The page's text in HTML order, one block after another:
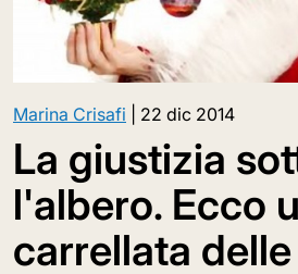
Marina Crisafi 22 dic 2014
La giustizia
l'albero. Ecco
carrellata delle